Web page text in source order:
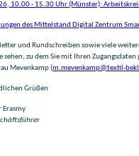
10.00 - 15.30 Uhr (Münster):
des Mittelstand Digital Zentrum
und Rundschreiben sowie viele
sehen, zu dem Sie mit Ihren
Mevenkamp (m.mevenkamp@textil-
Grüßen
Erasmy